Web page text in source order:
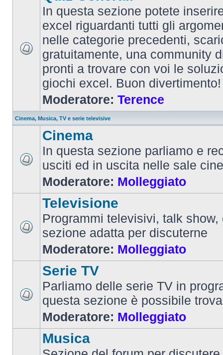
In questa sezione potete
excel riguardanti tutti gli
nelle categorie precedenti,
gratuitamente, una community
pronti a trovare con voi le
giochi excel. Buon divertimento!
Moderatore: Terence
Cinema, Musica, TV e serie televisive
Cinema
In questa sezione parliamo e
usciti ed in uscita nelle sale
Moderatore: Molleggiato
Televisione
Programmi televisivi, talk show,
sezione adatta per discuterne
Moderatore: Molleggiato
Serie TV
Parliamo delle serie TV in
questa sezione è possibile
Moderatore: Molleggiato
Musica